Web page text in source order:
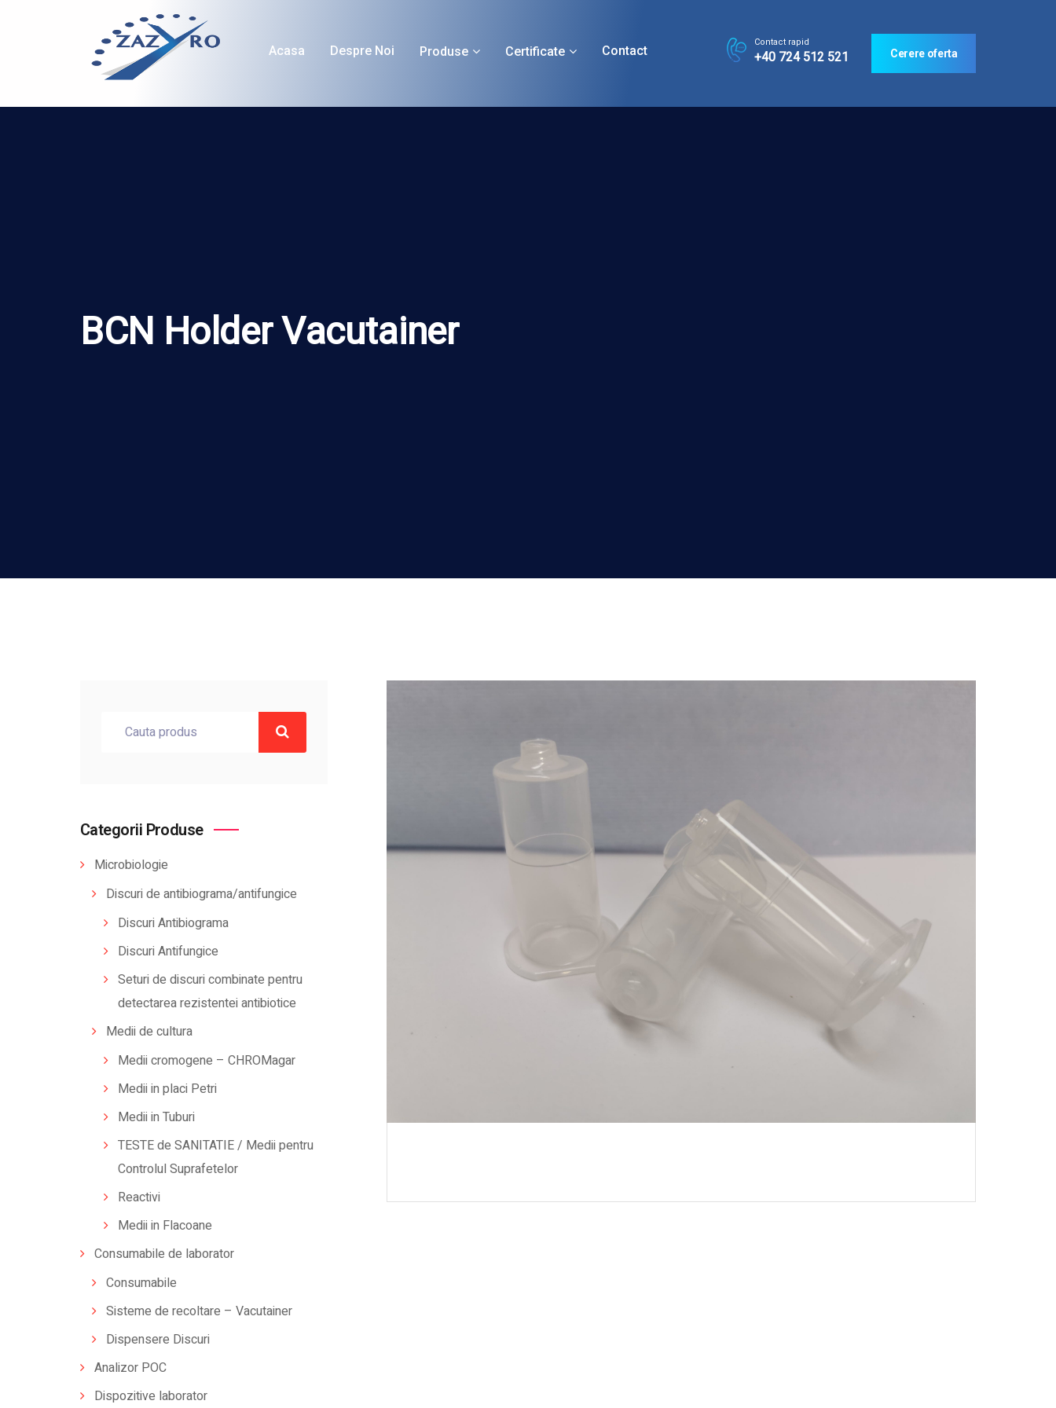
Acasa Despre Noi Produse Certificate Contact
Contact rapid
+40 724 512 521 Cerere oferta
BCN Holder Vacutainer
Categorii Produse
Microbiologie
Discuri de antibiograma/antifungice
Discuri Antibiograma
Discuri Antifungice
Seturi de discuri combinate pentru
detectarea rezistentei antibiotice
Medii de cultura
Medii cromogene – CHROMagar
Medii in placi Petri
Medii in Tuburi
TESTE de SANITATIE / Medii pentru
Controlul Suprafetelor
Reactivi
Medii in Flacoane
Consumabile de laborator
Consumabile
Sisteme de recoltare – Vacutainer
Dispensere Discuri
Analizor POC
Dispozitive laborator